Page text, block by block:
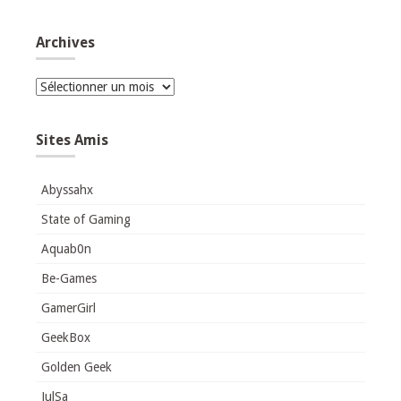
Archives
Archives
Sites Amis
Abyssahx
State of Gaming
Aquab0n
Be-Games
GamerGirl
GeekBox
Golden Geek
JulSa